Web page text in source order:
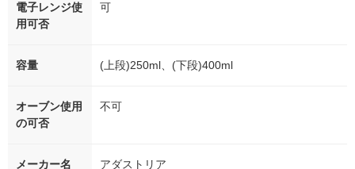
電子レンジ使
用可否
可
容量 (上段)250ml、(下段)400ml
オーブン使用
の可否
不可
メーカー名 アダストリア